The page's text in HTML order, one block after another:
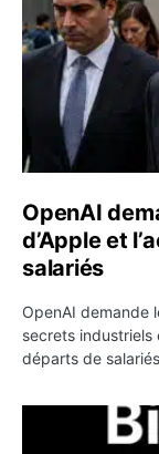
OpenAI
d’Apple et
salariés
OpenAI demande
secrets
départs de
Bitcoin grimpe